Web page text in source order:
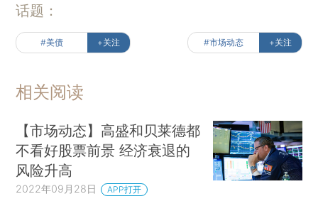
话题：
#美债 +关注 #市场动态 +关注
相关阅读
【市场动态】高盛和贝莱德都
不看好股票前景 经济衰退的
风险升高
2022年09月28日 APP打开